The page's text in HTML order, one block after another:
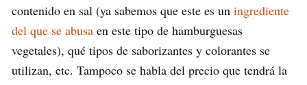
contenido en sal (ya sabemos que este es un ingrediente
del que se abusa en este tipo de hamburguesas
vegetales), qué tipos de saborizantes y colorantes se
utilizan, etc. Tampoco se habla del precio que tendrá la